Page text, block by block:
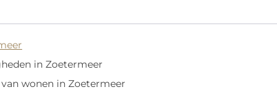
in Zoetermeer
wonen in Zoetermeer